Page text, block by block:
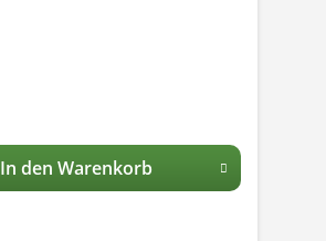
In den Warenkorb